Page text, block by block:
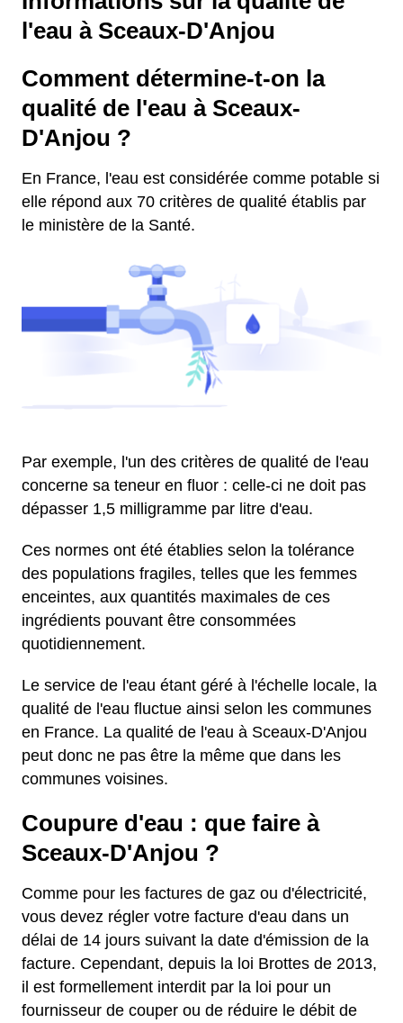
l'eau à Sceaux-D'Anjou
Comment détermine-t-on la
qualité de l'eau à Sceaux-
D'Anjou ?
En France, l'eau est considérée comme potable si
elle répond aux 70 critères de qualité établis par
le ministère de la Santé.
Par exemple, l'un des critères de qualité de l'eau
concerne sa teneur en fluor : celle-ci ne doit pas
dépasser 1,5 milligramme par litre d'eau.
Ces normes ont été établies selon la tolérance
des populations fragiles, telles que les femmes
enceintes, aux quantités maximales de ces
ingrédients pouvant être consommées
quotidiennement.
Le service de l'eau étant géré à l'échelle locale, la
qualité de l'eau fluctue ainsi selon les communes
en France. La qualité de l'eau à Sceaux-D'Anjou
peut donc ne pas être la même que dans les
communes voisines.
Coupure d'eau : que faire à
Sceaux-D'Anjou ?
Comme pour les factures de gaz ou d'électricité,
vous devez régler votre facture d'eau dans un
délai de 14 jours suivant la date d'émission de la
facture. Cependant, depuis la loi Brottes de 2013,
il est formellement interdit par la loi pour un
fournisseur de couper ou de réduire le débit de